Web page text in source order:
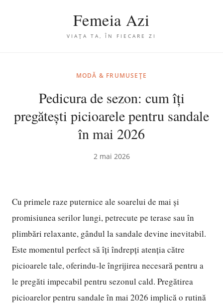
Femeia Azi
VIAȚA TA, ÎN FIECARE ZI
MODĂ & FRUMUSEȚE
Pedicura de sezon: cum îți
pregătești picioarele pentru sandale
în mai 2026
2 mai 2026
Cu primele raze puternice ale soarelui de mai și
promisiunea serilor lungi, petrecute pe terase sau în
plimbări relaxante, gândul la sandale devine inevitabil.
Este momentul perfect să îți îndrepți atenția către
picioarele tale, oferindu-le îngrijirea necesară pentru a
le pregăti impecabil pentru sezonul cald. Pregătirea
picioarelor pentru sandale în mai 2026 implică o rutină